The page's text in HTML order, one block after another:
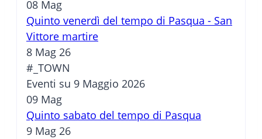
08 Mag
Quinto venerdì del tempo di Pasqua - San
Vittore martire
8 Mag 26
#_TOWN
Eventi su 9 Maggio 2026
09 Mag
Quinto sabato del tempo di Pasqua
9 Mag 26